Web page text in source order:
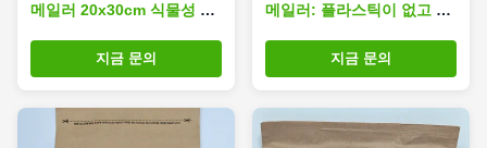
메일러 20x30cm 식물성 종
지금 문의
메일러: 플라스틱이 없고 최
지금 문의